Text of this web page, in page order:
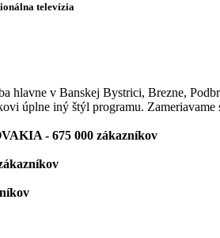
televízia
hlavne v Banskej Bystrici, Brezne,
úplne iný štýl programu.
- 675 000 zákazníkov